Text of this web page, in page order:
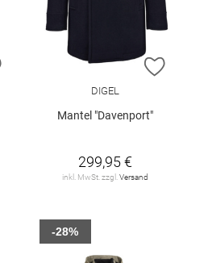
ZUR WUNSCHLISTE HINZUFÜGEN
ZUR
DIGEL
Mantel "Davenport"
299,95 €
inkl. MwSt. zzgl.Versand
-28%